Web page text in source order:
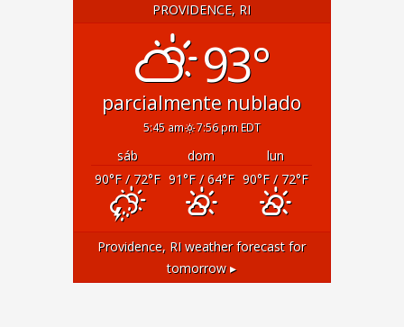
PROVIDENCE, RI
93°
parcialmente nublado
5:45 am 7:56 pm EDT
sáb dom
lun
90°F/ 72°F 91°F/ 64°F 90°F/ 72°F
Providence, RI weather forecast for
tomorrow ▸